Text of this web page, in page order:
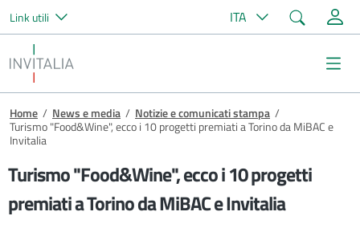
Salta al contenuto principale
Link utili ITA Cerca
Invitalia
Briciole di pane
Home / News e media / Notizie e comunicati stampa /
Turismo "Food&Wine", ecco i 10 progetti premiati a Torino da MiBAC e
Invitalia
Turismo "Food&Wine", ecco i 10 progetti
premiati a Torino da MiBAC e Invitalia